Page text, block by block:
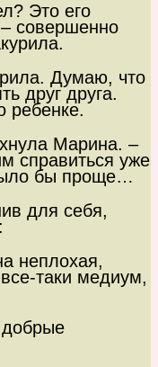
Это его
совершенно
Думаю, что
друг друга.
ребенке.
Марина. –
справиться уже
бы проще…
для себя,
неплохая,
таки медиум,